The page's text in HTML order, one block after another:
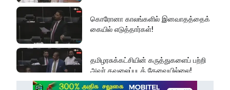
கொரோனா காலங்களில் இனவாதத்தைக்
கையில் எடுத்தார்கள்!
தமிழரசுக்கட்சியின் கருத்துகளைப் பற்றி
அவர் கவலைப்படத் தேவையில்லை!